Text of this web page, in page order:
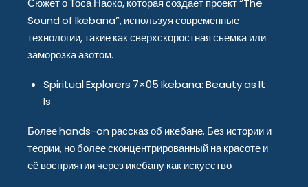
Сюжет о Тоса Наоко, которая создает проект “The
Sound of Ikebana”, используя современные
технологии, такие как сверхскоростная сьемка или
заморозка азотом.
Spiritual Explorers 7×05 Ikebana: Beauty as It
Is
Более hands-on рассказ об икебане. Без истории и
теории, но более сконцентрированный на красоте и
её восприятии через икебану как искусство